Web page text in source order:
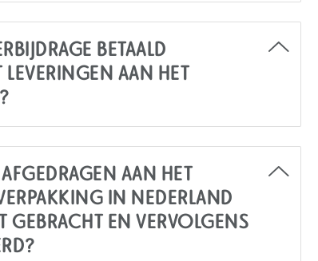
BETAALD
AAN HET
AAN HET
IN NEDERLAND
EN VERVOLGENS